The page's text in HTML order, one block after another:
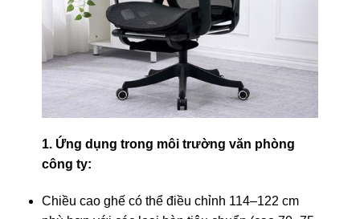
1. Ứng dụng trong môi trường văn phòng
công ty:
Chiều cao ghế có thể điều chỉnh 114–122 cm